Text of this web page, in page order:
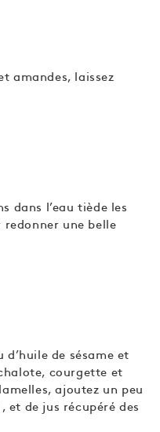
amandes, laissez
dans l’eau tiède les
une belle
de sésame et
courgette et
ajoutez un peu
et de jus récupéré des